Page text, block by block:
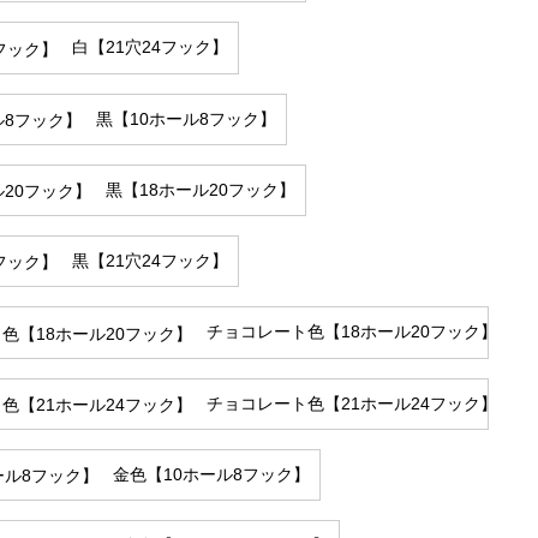
白【21穴24フック】
黒【10ホール8フック】
黒【18ホール20フック】
黒【21穴24フック】
チョコレート色【18ホール20フック】
チョコレート色【21ホール24フック】
金色【10ホール8フック】